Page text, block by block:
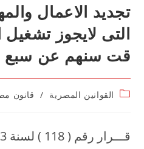
تجديد الاعمال
التى لايجوز تشغيل
قت سنهم عن
Postالقوانين المصرية / قانون
قـــرار رقم ( 118 ) لسنة 2003